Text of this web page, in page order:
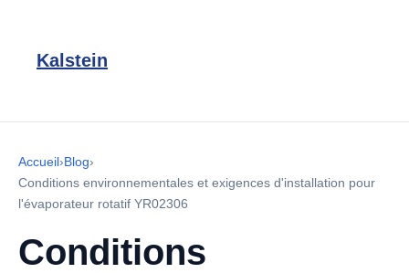
Kalstein
Accueil›Blog›
Conditions environnementales et exigences d'installation pour
l'évaporateur rotatif YR02306
Conditions